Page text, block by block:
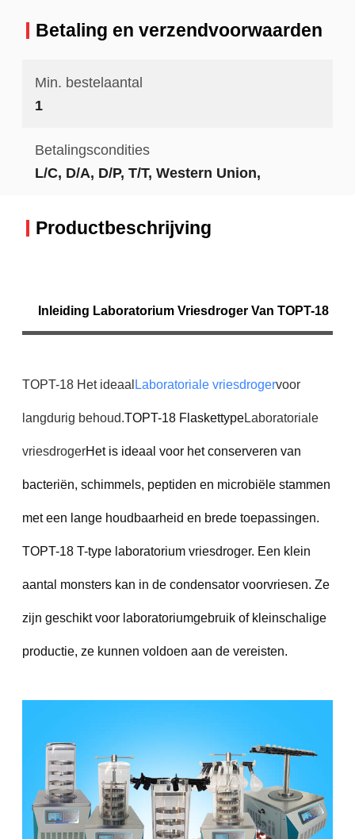
Betaling en verzendvoorwaarden
Min. bestelaantal
1
Betalingscondities
L/C, D/A, D/P, T/T, Western Union,
Productbeschrijving
Inleiding Laboratorium Vriesdroger Van TOPT-18
TOPT-18 Het ideaal Laboratoriale vriesdrogervoor
langdurig behoud.TOPT-18 FlaskettypeLaboratoriale
vriesdrogerHet is ideaal voor het conserveren van
bacteriën, schimmels, peptiden en microbiële stammen
met een lange houdbaarheid en brede toepassingen.
TOPT-18 T-type laboratorium vriesdroger. Een klein
aantal monsters kan in de condensator voorvriesen. Ze
zijn geschikt voor laboratoriumgebruik of kleinschalige
productie, ze kunnen voldoen aan de vereisten.